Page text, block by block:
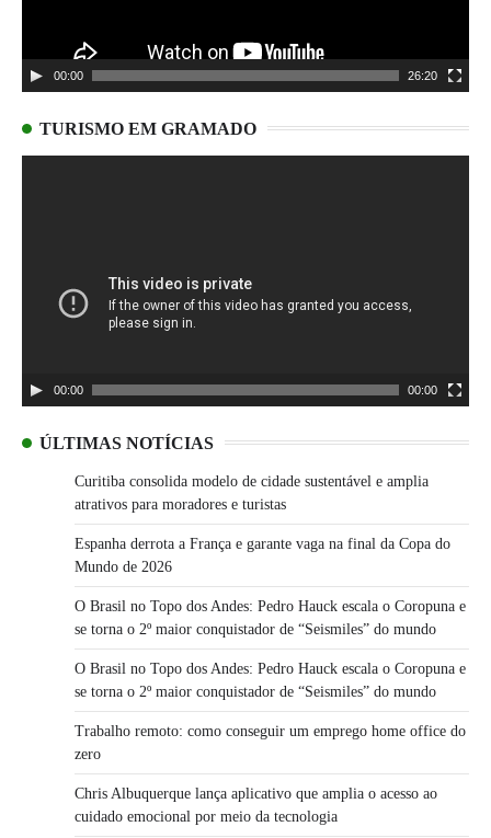
00:00 26:20
TURISMO EM GRAMADO
00:00 00:00
ÚLTIMAS NOTÍCIAS
Curitiba consolida modelo de cidade sustentável e amplia
atrativos para moradores e turistas
Espanha derrota a França e garante vaga na final da Copa do
Mundo de 2026
O Brasil no Topo dos Andes: Pedro Hauck escala o Coropuna e
se torna o 2º maior conquistador de “Seismiles” do mundo
O Brasil no Topo dos Andes: Pedro Hauck escala o Coropuna e
se torna o 2º maior conquistador de “Seismiles” do mundo
Trabalho remoto: como conseguir um emprego home office do
zero
Chris Albuquerque lança aplicativo que amplia o acesso ao
cuidado emocional por meio da tecnologia